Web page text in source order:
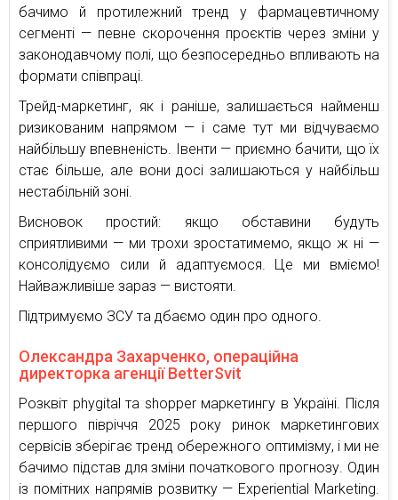
бачимо й протилежний тренд у фармацевтичному
сегменті — певне скорочення проєктів через зміни у
законодавчому полі, що безпосередньо впливають на
формати співпраці.
Трейд-маркетинг, як і раніше, залишається найменш
ризикованим напрямом — і саме тут ми відчуваємо
найбільшу впевненість. Івенти — приємно бачити, що їх
стає більше, але вони досі залишаються у найбільш
нестабільній зоні.
Висновок простий: якщо обставини будуть
сприятливими — ми трохи зростатимемо, якщо ж ні —
консолідуємо сили й адаптуємося. Це ми вміємо!
Найважливіше зараз — вистояти.
Підтримуємо ЗСУ та дбаємо один про одного.
Олександра Захарченко, операційна
директорка агенції BetterSvit
Розквіт phygital та shopper маркетингу в Україні. Після
першого півріччя 2025 року ринок маркетингових
сервісів зберігає тренд обережного оптимізму, і ми не
бачимо підстав для зміни початкового прогнозу. Один
із помітних напрямів розвитку — Experiential Marketing.